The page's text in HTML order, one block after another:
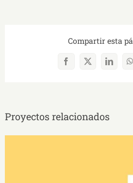
Compartir esta
Facebook
X
Proyectos relacionados